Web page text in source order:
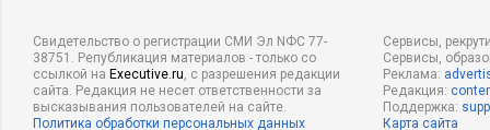
Свидетельство о регистрации СМИ Эл NФС 77-
38751. Републикация материалов - только со
ссылкой на Executive.ru, с разрешения редакции
сайта. Редакция не несет ответственности за
высказывания пользователей на сайте.
Политика обработки персональных данных
Сервисы,
Сервисы,
Реклама:
Редакция:
Поддержка:
Карта сайта